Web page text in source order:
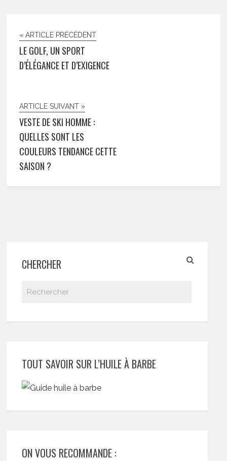
« ARTICLE PRÉCÉDENT
LE GOLF, UN SPORT
D’ÉLÉGANCE ET D’EXIGENCE
ARTICLE SUIVANT »
VESTE DE SKI HOMME :
QUELLES SONT LES
COULEURS TENDANCE CETTE
SAISON ?
CHERCHER
TOUT SAVOIR SUR L’HUILE À BARBE
ON VOUS RECOMMANDE :